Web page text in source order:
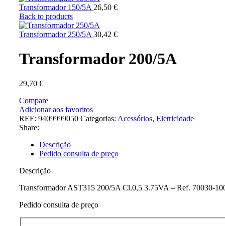
Transformador 150/5A 26,50 €
Back to products
Transformador 250/5A 30,42 €
Transformador 200/5A
29,70 €
Compare
Adicionar aos favoritos
REF: 9409999050 Categorias: Acessórios, Eletricidade
Share:
Descrição
Pedido consulta de preço
Descrição
Transformador AST315 200/5A Cl.0,5 3.75VA – Ref. 70030-
Pedido consulta de preço